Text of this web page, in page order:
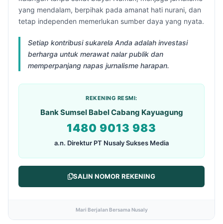
yang mendalam, berpihak pada amanat hati nurani, dan
tetap independen memerlukan sumber daya yang nyata.
Setiap kontribusi sukarela Anda adalah investasi
berharga untuk merawat nalar publik dan
memperpanjang napas jurnalisme harapan.
REKENING RESMI:
Bank Sumsel Babel Cabang Kayuagung
1480 9013 983
a.n. Direktur PT Nusaly Sukses Media
SALIN NOMOR REKENING
Mari Berjalan Bersama Nusaly